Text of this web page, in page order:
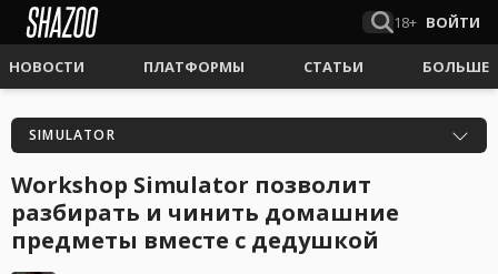
18+ ВОЙТИ
НОВОСТИ ПЛАТФОРМЫ СТАТЬИ БОЛЬШЕ
SIMULATOR
Workshop Simulator позволит
разбирать и чинить домашние
предметы вместе с дедушкой